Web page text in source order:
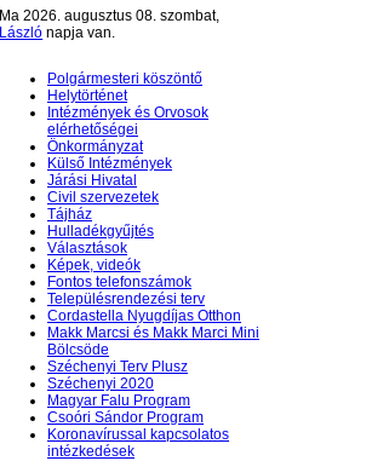
Ma 2026. augusztus 08. szombat,
László napja van.
Polgármesteri köszöntő
Helytörténet
Intézmények és Orvosok
elérhetőségei
Önkormányzat
Külső Intézmények
Járási Hivatal
Civil szervezetek
Tájház
Hulladékgyűjtés
Választások
Képek, videók
Fontos telefonszámok
Településrendezési terv
Cordastella Nyugdíjas Otthon
Makk Marcsi és Makk Marci Mini
Bölcsöde
Széchenyi Terv Plusz
Széchenyi 2020
Magyar Falu Program
Csoóri Sándor Program
Koronavírussal kapcsolatos
intézkedések